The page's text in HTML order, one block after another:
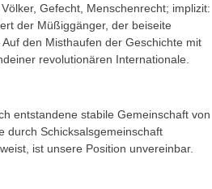
Gefecht, Menschenrecht; implizit:
der Müßiggänger, der beiseite
den Misthaufen der Geschichte mit
revolutionären Internationale.
entstandene stabile Gemeinschaft von
durch Schicksalsgemeinschaft
ist unsere Position unvereinbar.